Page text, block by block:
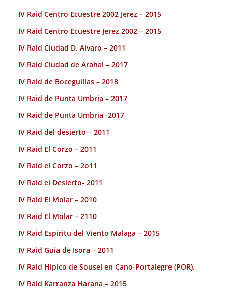
IV Raid Centro Ecuestre 2002 Jerez – 2015
IV Raid Centro Ecuestre Jerez 2002 – 2015
IV Raid Ciudad D. Alvaro – 2011
IV Raid Ciudad de Arahal – 2017
IV Raid de Boceguillas – 2018
IV Raid de Punta Umbria – 2017
IV Raid de Punta Umbria -2017
IV Raid del desierto – 2011
IV Raid El Corzo – 2011
IV Raid el Corzo – 2o11
IV Raid el Desierto- 2011
IV Raid El Molar – 2010
IV Raid El Molar – 2110
IV Raid Espiritu del Viento Malaga – 2015
IV Raid Guia de Isora – 2011
IV Raid Hípico de Sousel en Cano-Portalegre (POR).
IV Raid Karranza Harana – 2015